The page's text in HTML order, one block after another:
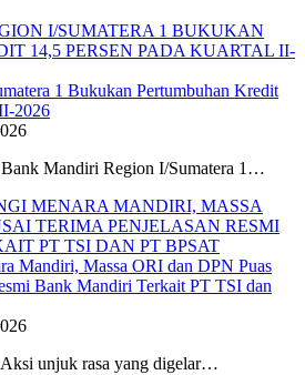
1 Bukukan Pertumbuhan Kredit
2026
Mandiri Region I/Sumatera 1…
Mandiri, Massa ORI dan DPN Puas
Bank Mandiri Terkait PT TSI dan
unjuk rasa yang digelar…